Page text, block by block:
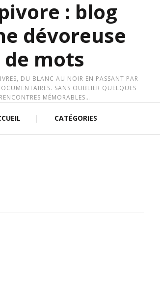
: blog
dévoreuse
de mots
DU BLANC AU NOIR EN PASSANT PAR
SANS OUBLIER QUELQUES
RENCONTRES MÉMORABLES…
CATÉGORIES